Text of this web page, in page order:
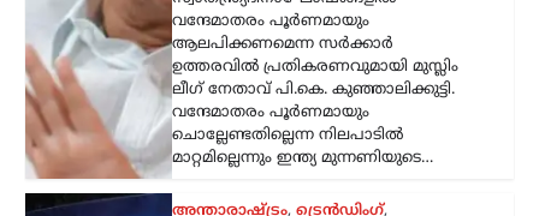
കണക്കാക്കപ്പെടുന്ന മൊജ്തബ
ഖമേനിയുടെ ആരോഗ്യനിലയെ ചുറ്റിപ്പറ്റി
പുതിയ അഭ്യൂഹങ്ങൾ ഉയരുന്നു.
അദ്ദേഹത്തിന്റെ ആരോഗ്യസ്ഥിതി
അതീവ ഗുരുതരമാണെന്നും
ആശുപത്രിയിൽ ചികിത്സയിലാണെന്നും
ഇസ്രായേലി മാധ്യമങ്ങൾ റിപ്പോർട്ട്…
കായികം